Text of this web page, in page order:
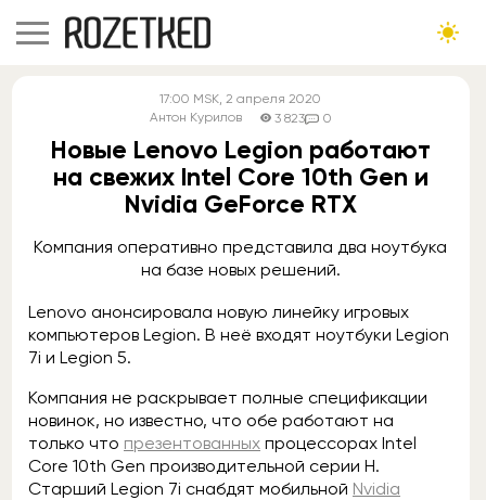
17:00 MSK, 2 апреля 2020
Антон Курилов
3 823 0
Новые Lenovo Legion работают
на свежих Intel Core 10th Gen и
Nvidia GeForce RTX
Компания оперативно представила два ноутбука
на базе новых решений.
Lenovo анонсировала новую линейку игровых
компьютеров Legion. В неё входят ноутбуки Legion
7i и Legion 5.
Компания не раскрывает полные спецификации
новинок, но известно, что обе работают на
только что презентованных процессорах Intel
Core 10th Gen производительной серии H.
Старший Legion 7i снабдят мобильной Nvidia